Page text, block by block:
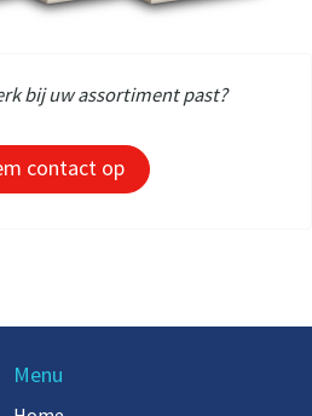
bij uw assortiment past?
contact op
Menu